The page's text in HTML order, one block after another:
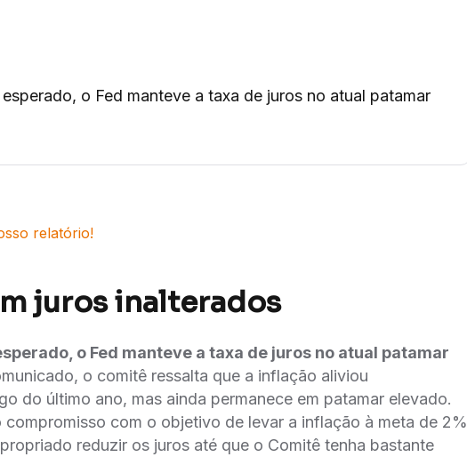
o Fed manteve a taxa de juros no atual patamar
relatório!
juros inalterados
o Fed manteve a taxa de juros no atual patamar
o comitê ressalta que a inflação aliviou
do último ano, mas ainda permanece em patamar elevado.
compromisso com o objetivo de levar a inflação à meta de 2%
reduzir os juros até que o Comitê tenha bastante